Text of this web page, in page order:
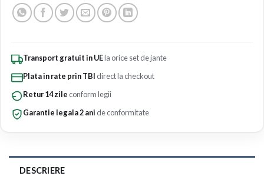
Transport gratuit in UEla orice set de jante
Plata in rate prin TBI direct la checkout
Retur 14 zile conform legii
Garantie legala 2 ani de conformitate
DESCRIERE